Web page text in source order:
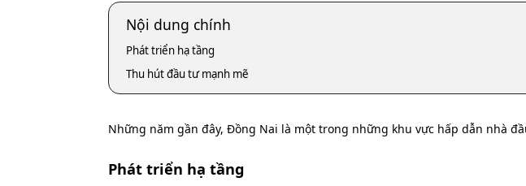
Nội dung chính
Phát triển hạ tầng
Thu hút đầu tư mạnh mẽ
Những năm gần đây, Đồng Nai là một trong những khu vực hấp dẫn nhà
Phát triển hạ tầng